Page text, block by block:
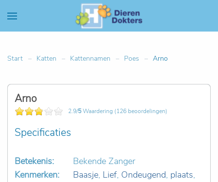
Start Katten Kattennamen Poes Arno
Arno
2.9/5Waardering (126 beoordelingen)
Specificaties
Betekenis:
Bekende Zanger
Kenmerken:
Baasje, Lief, Ondeugend, plaats,